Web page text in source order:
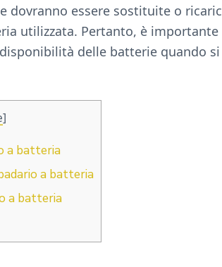
dovranno essere sostituite o
utilizzata. Pertanto, è importante
delle batterie quando
]
a batteria
a batteria
a batteria